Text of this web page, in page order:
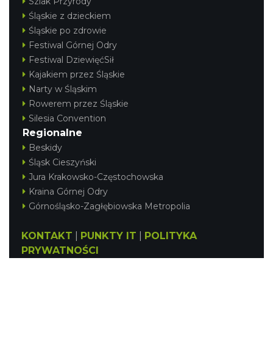
Śląskie z dzieckiem
Śląskie po zdrowie
Festiwal Górnej Odry
Festiwal DziewięćSił
Kajakiem przez Śląskie
Narty w Śląskim
Rowerem przez Śląskie
Silesia Convention
Regionalne
Beskidy
Śląsk Cieszyński
Jura Krakowsko-Częstochowska
Kraina Górnej Odry
Górnośląsko-Zagłębiowska Metropolia
KONTAKT PUNKTY IT
POLITYKA
PRYWATNOŚCI